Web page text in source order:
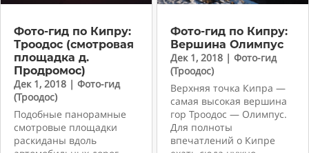
Фото-гид по Кипру:
Троодос (смотровая
площадка д.
Продромос)
Дек 1, 2018 | Фото-гид
(Троодос)
Подобные панорамные
смотровые площадки
раскиданы вдоль
Фото-гид по Кипру:
Вершина Олимпус
Дек 1, 2018 | Фото-гид
(Троодос)
Верхняя точка Кипра —
самая высокая вершина
гор Троодос — Олимпус.
Для полноты
впечатлений о Кипре